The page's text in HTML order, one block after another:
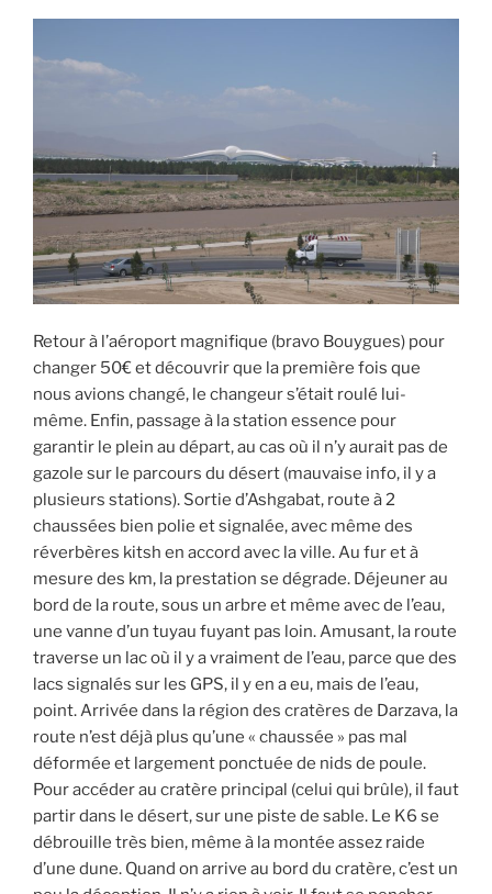
Retour à l’aéroport magnifique (bravo Bouygues) pour
changer 50€ et découvrir que la première fois que
nous avions changé, le changeur s’était roulé lui-
même. Enfin, passage à la station essence pour
garantir le plein au départ, au cas où il n’y aurait pas de
gazole sur le parcours du désert (mauvaise info, il y a
plusieurs stations). Sortie d’Ashgabat, route à 2
chaussées bien polie et signalée, avec même des
réverbères kitsh en accord avec la ville. Au fur et à
mesure des km, la prestation se dégrade. Déjeuner au
bord de la route, sous un arbre et même avec de l’eau,
une vanne d’un tuyau fuyant pas loin. Amusant, la route
traverse un lac où il y a vraiment de l’eau, parce que des
lacs signalés sur les GPS, il y en a eu, mais de l’eau,
point. Arrivée dans la région des cratères de Darzava, la
route n’est déjà plus qu’une « chaussée » pas mal
déformée et largement ponctuée de nids de poule.
Pour accéder au cratère principal (celui qui brûle), il faut
partir dans le désert, sur une piste de sable. Le K6 se
débrouille très bien, même à la montée assez raide
d’une dune. Quand on arrive au bord du cratère, c’est un